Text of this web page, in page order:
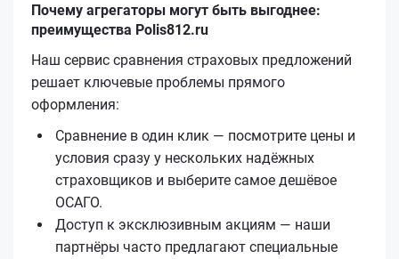
Почему агрегаторы могут быть выгоднее:
преимущества Polis812.ru
Наш сервис сравнения страховых предложений
решает ключевые проблемы прямого
оформления:
Сравнение в один клик — посмотрите цены и
условия сразу у нескольких надёжных
страховщиков и выберите самое дешёвое
ОСАГО.
Доступ к эксклюзивным акциям — наши
партнёры часто предлагают специальные